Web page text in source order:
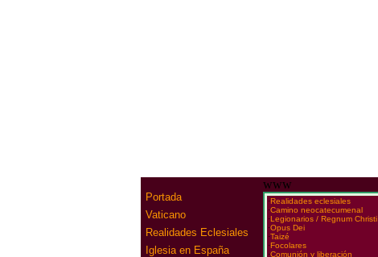
Portada
Vaticano
Realidades Eclesiales
Iglesia en España
www
·Realidades eclesiales
·Camino neocatecumenal
·Legionarios / Regnum Christi
·Opus Dei
·Taizé
·Focolares
·Comunión y liberación